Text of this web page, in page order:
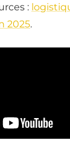
:
2025.